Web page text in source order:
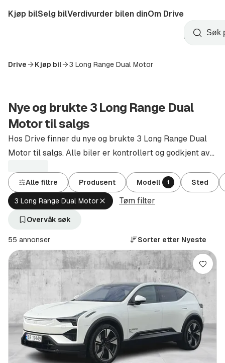
til
Startside
Kjøp bilSelg bilVerdivurder bilen dinOm Drive
Opprett
konto
Søk
Drive Kjøp bil 3 Long Range Dual Motor
Nye og brukte 3 Long Range Dual
Motor til salgs
Hos Drive finner du nye og brukte 3 Long Range Dual
Motor til salgs. Alle biler er kontrollert og godkjent av
Alle filtre Produsent Modell 1 Sted
3 Long Range Dual Motor Fjern
aktivt
Dual
Motor
Tøm filter
Overvåk søk
55 annonser Sorter etter Nyeste
Lagre